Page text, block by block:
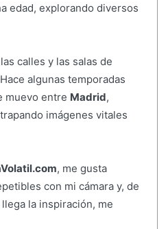
edad, explorando diversos
calles y las salas de
algunas temporadas
muevo entre Madrid,
imágenes vitales
, me gusta
con mi cámara y, de
la inspiración, me